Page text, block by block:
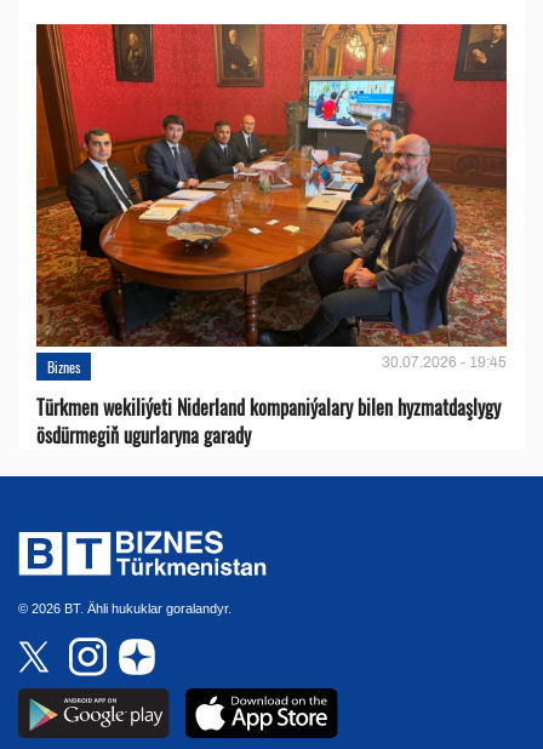
Biznes 30.07.2026 - 19:45
Türkmen wekiliýeti Niderland kompaniýalary bilen hyzmatdaşlygy
ösdürmegiň ugurlaryna garady
© 2026 BT. Ähli hukuklar goralandyr.